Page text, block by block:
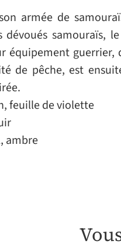
armée de
samouraïs,
équipement
de pêche, est
feuille de violette
ambre